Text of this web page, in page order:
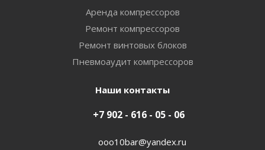
Аренда компрессоров
Ремонт компрессоров
Ремонт винтовых блоков
Пневмоаудит компрессоров
Наши контакты
+7 902 - 616 - 05 - 06
ooo10bar@yandex.ru